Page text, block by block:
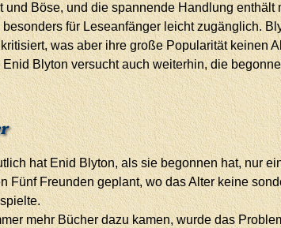
Böse, und die spannende Handlung enthält
für Leseanfänger leicht zugänglich.
was aber ihre große Popularität keinen
Blyton versucht auch weiterhin, die
hat Enid Blyton, als sie begonnen hat, nur
Fünf Freunden geplant, wo das Alter keine
mehr Bücher dazu kamen, wurde das